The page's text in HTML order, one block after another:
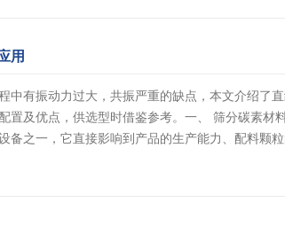
用
中有振动力过大，共振严重的缺点，本文介绍了
置及优点，供选型时借鉴参考。一、 筛分碳素材
备之一，它直接影响到产品的生产能力、配料颗